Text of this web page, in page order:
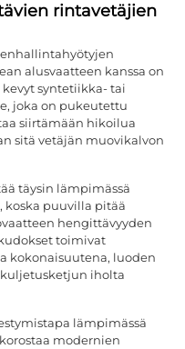
rintavetäjien
alusvaatteen kanssa on
syntetiikka- tai
joka on pukeutettu
siirtämään hikoilua
sitä vetäjän muovikalvon
täysin lämpimässä
koska puuvilla pitää
hengittävyyden
toimivat
kokonaisuutena, luoden
iholta
lämpimässä
modernien